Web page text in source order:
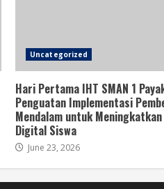
Uncategorized
Hari Pertama IHT SMAN 1
Penguatan Implementasi
Mendalam untuk
Digital Siswa
June 23, 2026